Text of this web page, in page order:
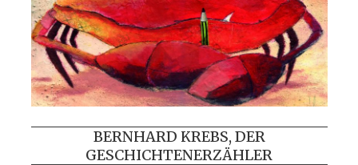
BERNHARD KREBS, DER
GESCHICHTENERZÄHLER